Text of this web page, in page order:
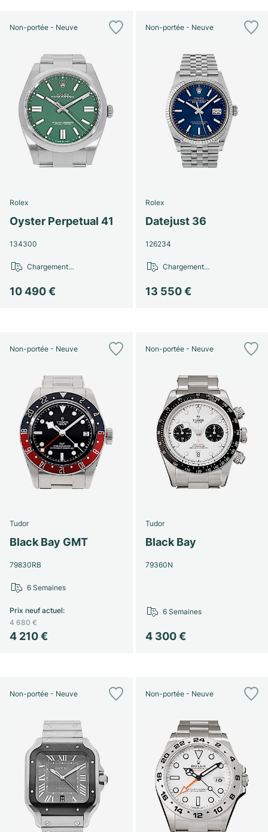
Non-portée - Neuve
Rolex
Oyster Perpetual 41
134300
10 490 €
Chargement…
Non-portée - Neuve
Rolex
Datejust 36
126234
13 550 €
Chargement…
Non-portée - Neuve
Tudor
Black Bay GMT
79830RB
4 210 €
Prix neuf actuel:
4 680 €
6 Semaines
Non-portée - Neuve
Tudor
Black Bay
79360N
4 300 €
6 Semaines
Non-portée - Neuve Non-portée - Neuve